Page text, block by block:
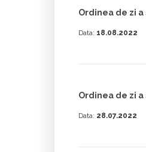
Ordinea de zi
Data: 18.08.2022
Ordinea de zi
Data: 28.07.2022